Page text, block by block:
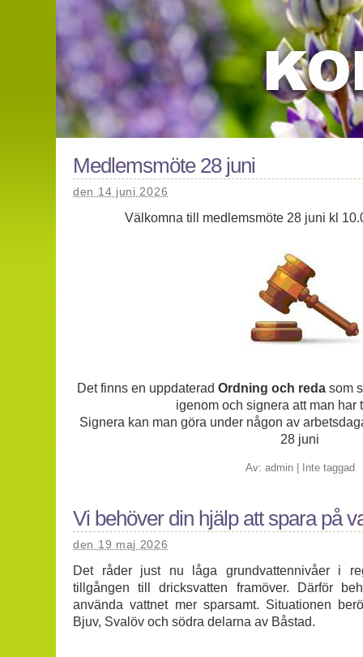
Medlemsmöte 28 juni
den 14 juni 2026
Välkomna till medlemsmöte 28 juni kl
Det finns en uppdaterad Ordning och redasom
igenom och signera att man har
Signera kan man göra under någon av
28 juni
Av: admin| Inte taggad
Vi behöver din hjälp att spara på
den 19 maj 2026
Det råder just nu låga grundvattennivåer i
tillgången till dricksvatten framöver. Därför
använda vattnet mer sparsamt. Situationen
Bjuv, Svalöv och södra delarna av Båstad.